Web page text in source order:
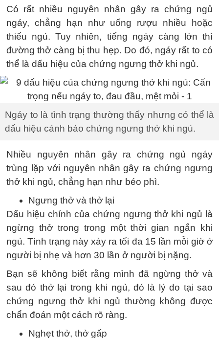
Có rất nhiều nguyên nhân gây ra chứng ngủ
ngáy, chẳng hạn như uống rượu nhiều hoặc
thiếu ngủ. Tuy nhiên, tiếng ngáy càng lớn thì
đường thở càng bị thu hẹp. Do đó, ngáy rất to có
thể là dấu hiệu của chứng ngưng thở khi ngủ.
Ngáy to là tình trạng thường thấy nhưng có thể là
dấu hiệu cảnh báo chứng ngưng thở khi ngủ.
Nhiều nguyên nhân gây ra chứng ngủ ngáy
trùng lặp với nguyên nhân gây ra chứng ngưng
thở khi ngủ, chẳng hạn như béo phì.
Ngưng thở và thở lại
Dấu hiệu chính của chứng ngưng thở khi ngủ là
ngừng thở trong trong một thời gian ngắn khi
ngủ. Tình trạng này xảy ra tối đa 15 lần mỗi giờ ở
người bị nhẹ và hơn 30 lần ở người bị nặng.
Bạn sẽ không biết rằng mình đã ngừng thở và
sau đó thở lại trong khi ngủ, đó là lý do tại sao
chứng ngưng thở khi ngủ thường không được
chẩn đoán một cách rõ ràng.
Nghẹt thở, thở gấp